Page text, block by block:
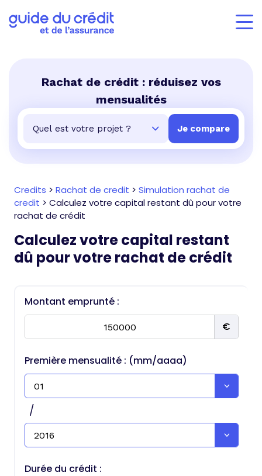
Rachat de crédit : réduisez vos
mensualités
Credits > Rachat de credit > Simulation rachat de
credit > Calculez votre capital restant dû pour votre
rachat de crédit
Calculez votre capital restant
dû pour votre rachat de crédit
Montant emprunté :
Première mensualité : (mm/aaaa)
/
Durée du crédit :